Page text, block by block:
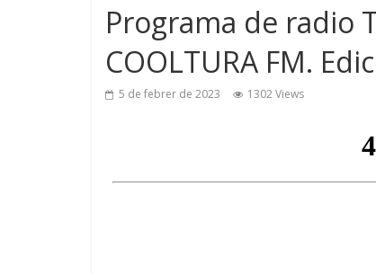
Programa de radio
COOLTURA FM.
5 de febrer de 2023 1302 Views